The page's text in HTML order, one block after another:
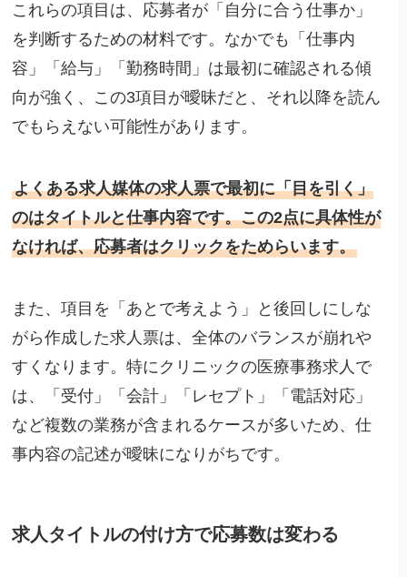
これらの項目は、応募者が「自分に合う仕事か」
を判断するための材料です。なかでも「仕事内
容」「給与」「勤務時間」は最初に確認される傾
向が強く、この3項目が曖昧だと、それ以降を読ん
でもらえない可能性があります。
よくある求人媒体の求人票で最初に「目を引く」
のはタイトルと仕事内容です。この2点に具体性が
なければ、応募者はクリックをためらいます。
また、項目を「あとで考えよう」と後回しにしな
がら作成した求人票は、全体のバランスが崩れや
すくなります。特にクリニックの医療事務求人で
は、「受付」「会計」「レセプト」「電話対応」
など複数の業務が含まれるケースが多いため、仕
事内容の記述が曖昧になりがちです。
求人タイトルの付け方で応募数は変わる